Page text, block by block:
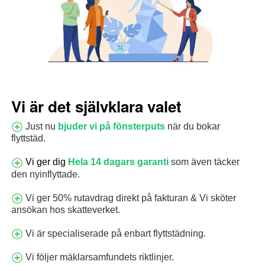
Vi är det självklara valet
Just nu bjuder vi på fönsterputs när du bokar
flyttstäd.
Vi ger dig Hela 14 dagars garanti som även täcker
den nyinflyttade.
Vi ger 50% rutavdrag direkt på fakturan & Vi sköter
ansökan hos skatteverket.
Vi är specialiserade på enbart flyttstädning.
Vi följer mäklarsamfundets riktlinjer.